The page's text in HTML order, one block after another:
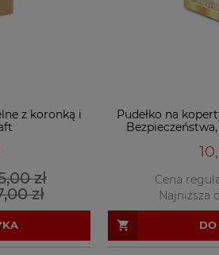
z koronką i
zł
zł
Pudełko na
Cena
Najniższa
DO